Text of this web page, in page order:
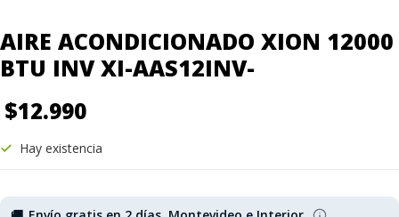
AIRE ACONDICIONADO XION 12000
BTU INV XI-AAS12INV-
$12.990
Hay existencia